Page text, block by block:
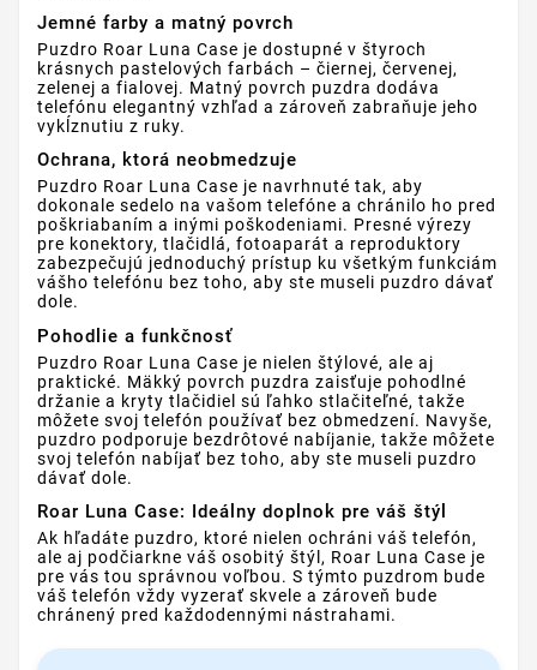
Jemné farby a matný povrch
Puzdro Roar Luna Case je dostupné v štyroch
krásnych pastelových farbách – čiernej, červenej,
zelenej a fialovej. Matný povrch puzdra dodáva
telefónu elegantný vzhľad a zároveň zabraňuje jeho
vykĺznutiu z ruky.
Ochrana, ktorá neobmedzuje
Puzdro Roar Luna Case je navrhnuté tak, aby
dokonale sedelo na vašom telefóne a chránilo ho pred
poškriabaním a inými poškodeniami. Presné výrezy
pre konektory, tlačidlá, fotoaparát a reproduktory
zabezpečujú jednoduchý prístup ku všetkým funkciám
vášho telefónu bez toho, aby ste museli puzdro dávať
dole.
Pohodlie a funkčnosť
Puzdro Roar Luna Case je nielen štýlové, ale aj
praktické. Mäkký povrch puzdra zaisťuje pohodlné
držanie a kryty tlačidiel sú ľahko stlačiteľné, takže
môžete svoj telefón používať bez obmedzení. Navyše,
puzdro podporuje bezdrôtové nabíjanie, takže môžete
svoj telefón nabíjať bez toho, aby ste museli puzdro
dávať dole.
Roar Luna Case: Ideálny doplnok pre váš štýl
Ak hľadáte puzdro, ktoré nielen ochráni váš telefón,
ale aj podčiarkne váš osobitý štýl, Roar Luna Case je
pre vás tou správnou voľbou. S týmto puzdrom bude
váš telefón vždy vyzerať skvele a zároveň bude
chránený pred každodennými nástrahami.